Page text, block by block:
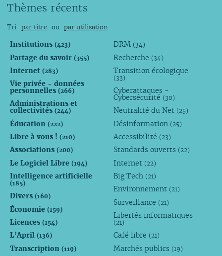
Thèmes récents
Tri par titre ou par utilisation
Institutions (423)
Partage du savoir (355)
Internet (283)
Vie privée - données
personnelles (266)
Administrations et
collectivités (244)
Éducation (222)
Libre à vous ! (210)
Associations (200)
Le Logiciel Libre (194)
Intelligence artificielle
(185)
Divers (160)
Économie (159)
Licences (154)
L’April (136)
Transcription (119)
DRM (34)
Recherche (34)
Transition écologique
(33)
Cyberattaques -
Cybersécurité (30)
Neutralité du Net (25)
Désinformation (25)
Accessibilité (23)
Standards ouverts (22)
Internet (22)
Big Tech (21)
Environnement (21)
Surveillance (21)
Libertés informatiques
(21)
Café libre (21)
Marchés publics (19)